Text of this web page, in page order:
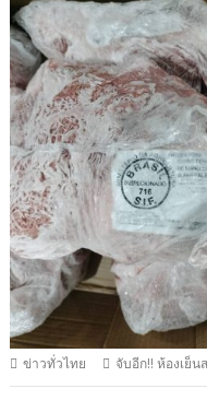
ข่าวทั่วไทย จับอีก!! ห้องเย็